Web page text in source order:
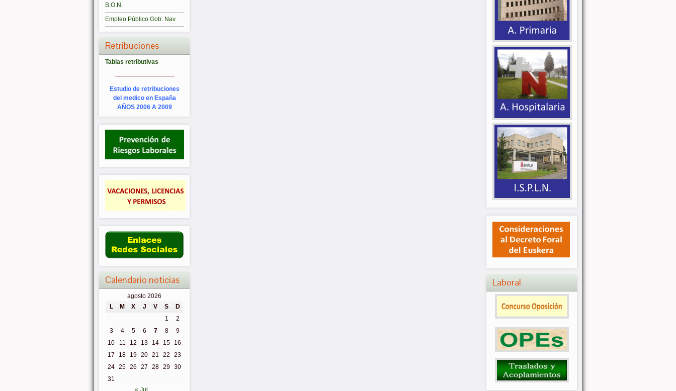
B.O.N.
Empleo Público Gob. Nav.
Retribuciones
Tablas retributivas
Estudio de retribuciones
del medico en España
AÑOS 2006 A 2009
Calendario noticias
agosto 2026
L
M X J V S
D
1
2
3
4 5 6 7 8
9
10
11 12 13 14 15
16
17
18 19 20 21 22
23
24 25 26 27 28 29 30
31
Laboral